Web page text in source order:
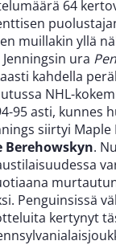
64
muillakin yllä
ura
kahdella
NHL-
95 asti, kunnes
siirtyi Maple
Berehowskyn.
Penguinsissä
kertynyt